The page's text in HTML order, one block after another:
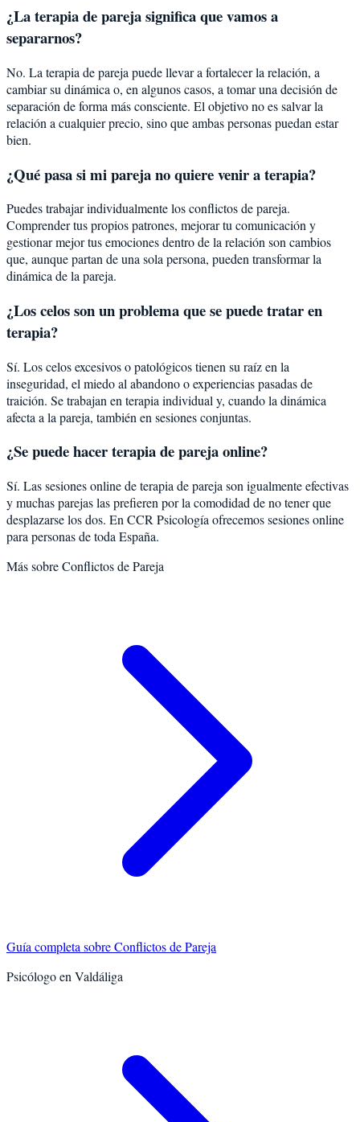
¿La terapia de pareja significa que vamos a
separarnos?
No. La terapia de pareja puede llevar a fortalecer la relación, a
cambiar su dinámica o, en algunos casos, a tomar una decisión de
separación de forma más consciente. El objetivo no es salvar la
relación a cualquier precio, sino que ambas personas puedan estar
bien.
¿Qué pasa si mi pareja no quiere venir a terapia?
Puedes trabajar individualmente los conflictos de pareja.
Comprender tus propios patrones, mejorar tu comunicación y
gestionar mejor tus emociones dentro de la relación son cambios
que, aunque partan de una sola persona, pueden transformar la
dinámica de la pareja.
¿Los celos son un problema que se puede tratar en
terapia?
Sí. Los celos excesivos o patológicos tienen su raíz en la
inseguridad, el miedo al abandono o experiencias pasadas de
traición. Se trabajan en terapia individual y, cuando la dinámica
afecta a la pareja, también en sesiones conjuntas.
¿Se puede hacer terapia de pareja online?
Sí. Las sesiones online de terapia de pareja son igualmente efectivas
y muchas parejas las prefieren por la comodidad de no tener que
desplazarse los dos. En CCR Psicología ofrecemos sesiones online
para personas de toda España.
Más sobreConflictos de Pareja
Guía completa sobreConflictos de Pareja
Psicólogo en Valdáliga